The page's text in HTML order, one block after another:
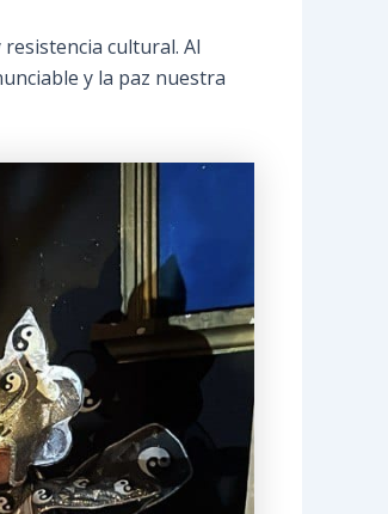
cultural. Al
y la paz nuestra